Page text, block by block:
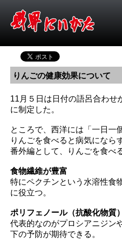
りんごの健康効果について
11月５日は日付の語呂合わせ
に制定した。
ところで、西洋には「一日一
りんごを食べると病気になら
番外編として、りんごを食べ
食物繊維が豊富
特にペクチンという水溶性食
に役立つ。
ポリフェノール（抗酸化物質）
代表的なのがプロシアニジン
下の予防が期待できる。